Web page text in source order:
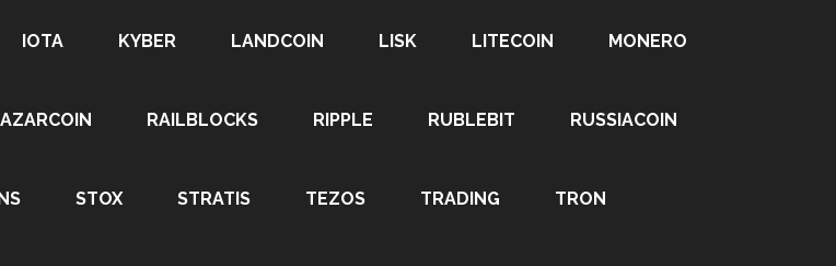
IOTA KYBER LANDCOIN LISK LITECOIN MONERO
RAILBLOCKS RIPPLE RUBLEBIT RUSSIACOIN
STOX STRATIS TEZOS TRADING TRON